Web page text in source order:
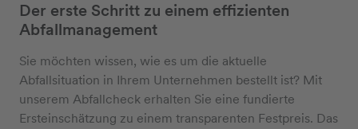
Der erste Schritt zu einem effizienten
Abfallmanagement
Sie möchten wissen, wie es um die aktuelle
Abfallsituation in Ihrem Unternehmen bestellt ist? Mit
unserem Abfallcheck erhalten Sie eine fundierte
Ersteinschätzung zu einem transparenten Festpreis. Das